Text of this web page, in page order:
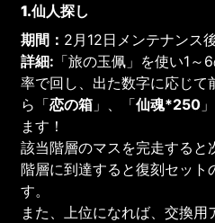
1.仙人探し
期間： 2月12日メンテナンス
詳細: 「旅の玉佩」を使い1
率で回し、出た数字に応じ
ら「恋の箱 」、「仙魂*250
ます！
該当階層のマスを完走する
階層に到達すると復刻セット
す。
また、上位になれば、交換用